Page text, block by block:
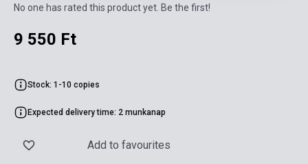
No one has rated this product yet. Be the first!
9 550 Ft
Stock: 1-10 copies
Expected delivery time: 2 munkanap
Add to favourites